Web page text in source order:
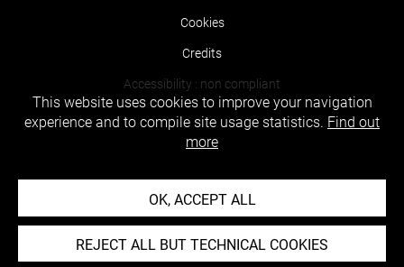
Cookies
Credits
Accessibility : non compliant
This website uses cookies to improve your navigation
experience and to compile site usage statistics. Find out
more
OK, ACCEPT ALL
REJECT ALL BUT TECHNICAL COOKIES